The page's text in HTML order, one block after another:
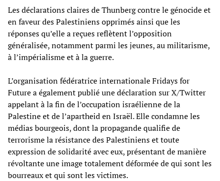
Les déclarations claires de Thunberg contre le génocide et
en faveur des Palestiniens opprimés ainsi que les
réponses qu’elle a reçues reflètent l’opposition
généralisée, notamment parmi les jeunes, au militarisme,
à l’impérialisme et à la guerre.
L’organisation fédératrice internationale Fridays for
Future a également publié une déclaration sur X/Twitter
appelant à la fin de l’occupation israélienne de la
Palestine et de l’apartheid en Israël. Elle condamne les
médias bourgeois, dont la propagande qualifie de
terrorisme la résistance des Palestiniens et toute
expression de solidarité avec eux, présentant de manière
révoltante une image totalement déformée de qui sont les
bourreaux et qui sont les victimes.